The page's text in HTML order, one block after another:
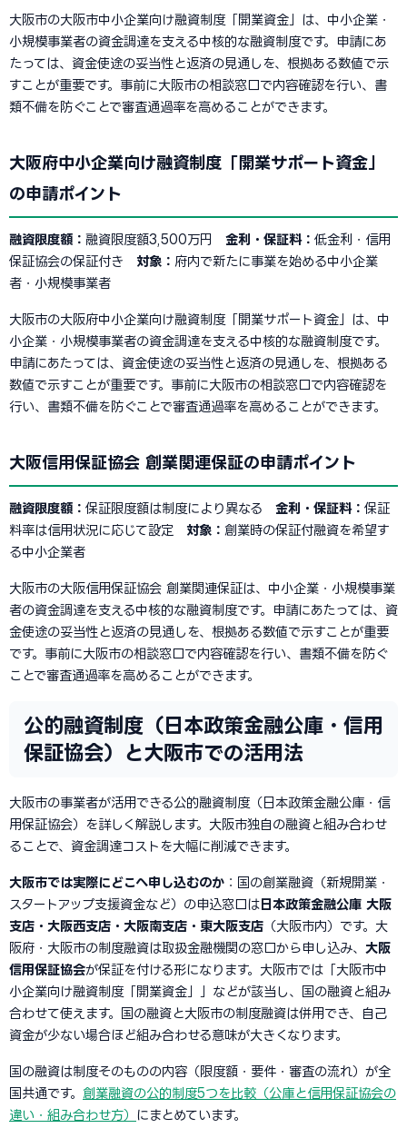
大阪市の大阪市中小企業向け融資制度「開業資金」は、中小企業・
小規模事業者の資金調達を支える中核的な融資制度です。申請にあ
たっては、資金使途の妥当性と返済の見通しを、根拠ある数値で示
すことが重要です。事前に大阪市の相談窓口で内容確認を行い、書
類不備を防ぐことで審査通過率を高めることができます。
大阪府中小企業向け融資制度「開業サポート資金」
の申請ポイント
融資限度額： 融資限度額3,500万円 金利・保証料： 低金利・信用
保証協会の保証付き 対象： 府内で新たに事業を始める中小企業
者・小規模事業者
大阪市の大阪府中小企業向け融資制度「開業サポート資金」は、中
小企業・小規模事業者の資金調達を支える中核的な融資制度です。
申請にあたっては、資金使途の妥当性と返済の見通しを、根拠ある
数値で示すことが重要です。事前に大阪市の相談窓口で内容確認を
行い、書類不備を防ぐことで審査通過率を高めることができます。
大阪信用保証協会 創業関連保証の申請ポイント
融資限度額： 保証限度額は制度により異なる 金利・保証料： 保証
料率は信用状況に応じて設定 対象： 創業時の保証付融資を希望す
る中小企業者
大阪市の大阪信用保証協会 創業関連保証は、中小企業・小規模事業
者の資金調達を支える中核的な融資制度です。申請にあたっては、資
金使途の妥当性と返済の見通しを、根拠ある数値で示すことが重要
です。事前に大阪市の相談窓口で内容確認を行い、書類不備を防ぐ
ことで審査通過率を高めることができます。
公的融資制度（日本政策金融公庫・信用
保証協会）と大阪市での活用法
大阪市の事業者が活用できる公的融資制度（日本政策金融公庫・信
用保証協会）を詳しく解説します。大阪市独自の融資と組み合わせ
ることで、資金調達コストを大幅に削減できます。
大阪市では実際にどこへ申し込むのか ：国の創業融資（新規開業・
スタートアップ支援資金など）の申込窓口は 日本政策金融公庫 大阪
支店・大阪西支店・大阪南支店・東大阪支店 （大阪市内）です。大
阪府・大阪市の制度融資は取扱金融機関の窓口から申し込み、 大阪
信用保証協会が保証を付ける形になります。大阪市では「大阪市中
小企業向け融資制度「開業資金」」などが該当し、国の融資と組み
合わせて使えます。国の融資と大阪市の制度融資は併用でき、自己
資金が少ない場合ほど組み合わせる意味が大きくなります。
国の融資は制度そのものの内容（限度額・要件・審査の流れ）が全
国共通です。 創業融資の公的制度5つを比較（公庫と信用保証協会の
違い・組み合わせ方） にまとめています。